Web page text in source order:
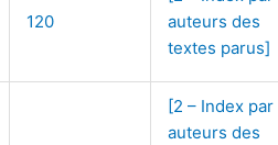
120
auteurs des
textes parus]
[2 – Index par
auteurs des